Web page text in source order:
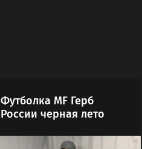
Футболка MF Герб
России черная лето